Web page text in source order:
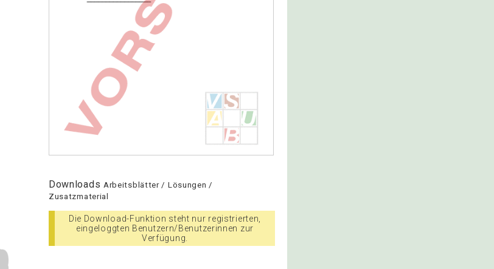
Downloads Arbeitsblätter / Lösungen /
Zusatzmaterial
Die Download-Funktion steht nur registrierten,
eingeloggten Benutzern/Benutzerinnen zur
Verfügung.